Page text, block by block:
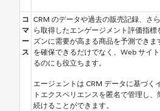
コ
マ
ー
ス
CRM のデータや過去の販売記録、さ
ら取得したエンゲージメント評価指
ズンに需要が高まる商品を予測でき
を確保できるだけでなく、Web サイ
るのにも役立ちます。
エージェントは CRM データに基づく
トエクスペリエンスを匿名で管理し
続けることができます。